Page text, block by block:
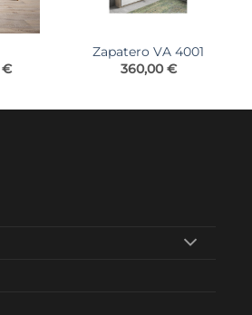
€Rango
Zapatero VA 4001
360,00€